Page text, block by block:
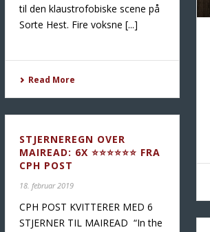
til den klaustrofobiske scene på
Sorte Hest. Fire voksne [...]
Read More
STJERNEREGN OVER
MAIREAD: 6X ⭐⭐⭐⭐⭐⭐ FRA
CPH POST
18. februar 2019
CPH POST KVITTERER MED 6
STJERNER TIL MAIREAD “In the